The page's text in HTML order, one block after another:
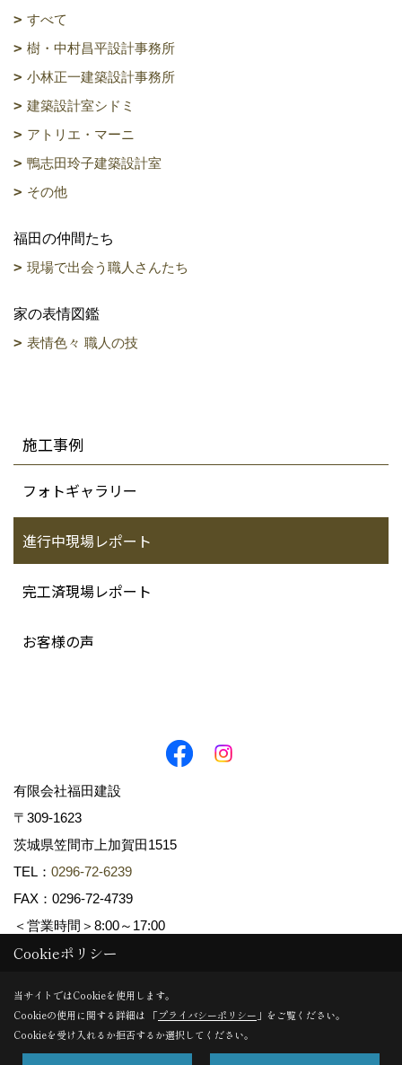
すべて
樹・中村昌平設計事務所
小林正一建築設計事務所
建築設計室シドミ
アトリエ・マーニ
鴨志田玲子建築設計室
その他
福田の仲間たち
現場で出会う職人さんたち
家の表情図鑑
表情色々 職人の技
施工事例
フォトギャラリー
進行中現場レポート
完工済現場レポート
お客様の声
有限会社福田建設
〒309-1623
茨城県笠間市上加賀田1515
TEL： 0296-72-6239
FAX：0296-72-4739
＜営業時間＞8:00～17:00
Copyright (c) fukudakensetsu. All Rights Reserved.
Produced byゴデスクリエイト
Cookieポリシー
当サイトではCookieを使用します。
Cookieの使用に関する詳細は 「プライバシーポリシー 」をご覧ください。
Cookieを受け入れるか拒否するか選択してください。